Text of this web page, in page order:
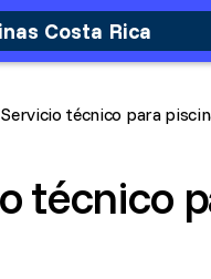
Costa Rica
Servicio técnico para
técnico